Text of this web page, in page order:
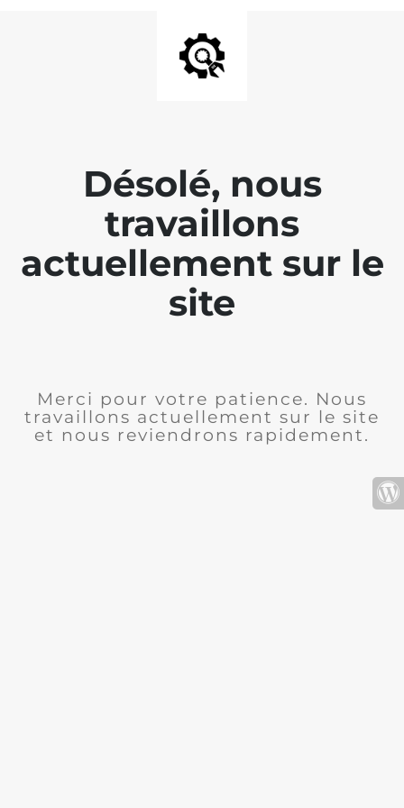
Désolé, nous
travaillons
actuellement sur le
site
Merci pour votre patience. Nous
travaillons actuellement sur le site
et nous reviendrons rapidement.